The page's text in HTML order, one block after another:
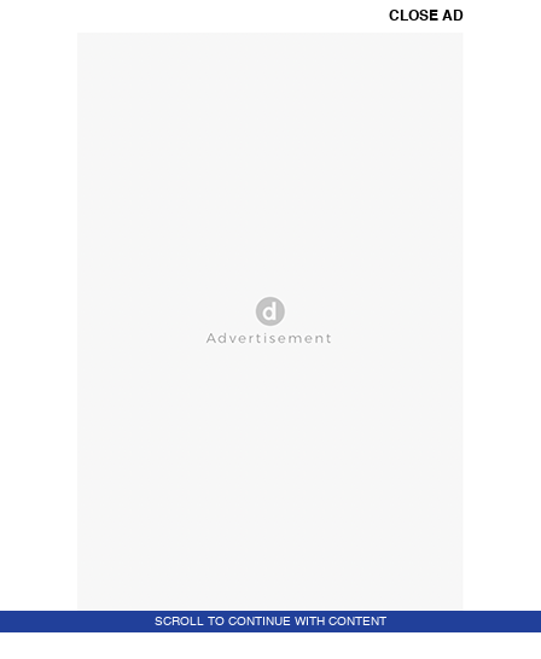
CLOSE AD
SCROLL TO CONTINUE WITH CONTENT